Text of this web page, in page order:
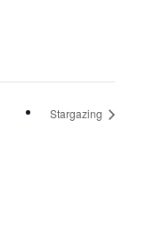
Stargazing